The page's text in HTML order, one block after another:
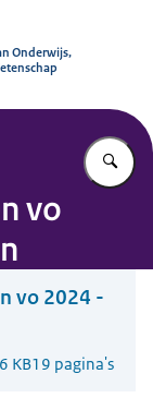
Onderwijs,
vo
vo 2024 -
KB19 pagina's